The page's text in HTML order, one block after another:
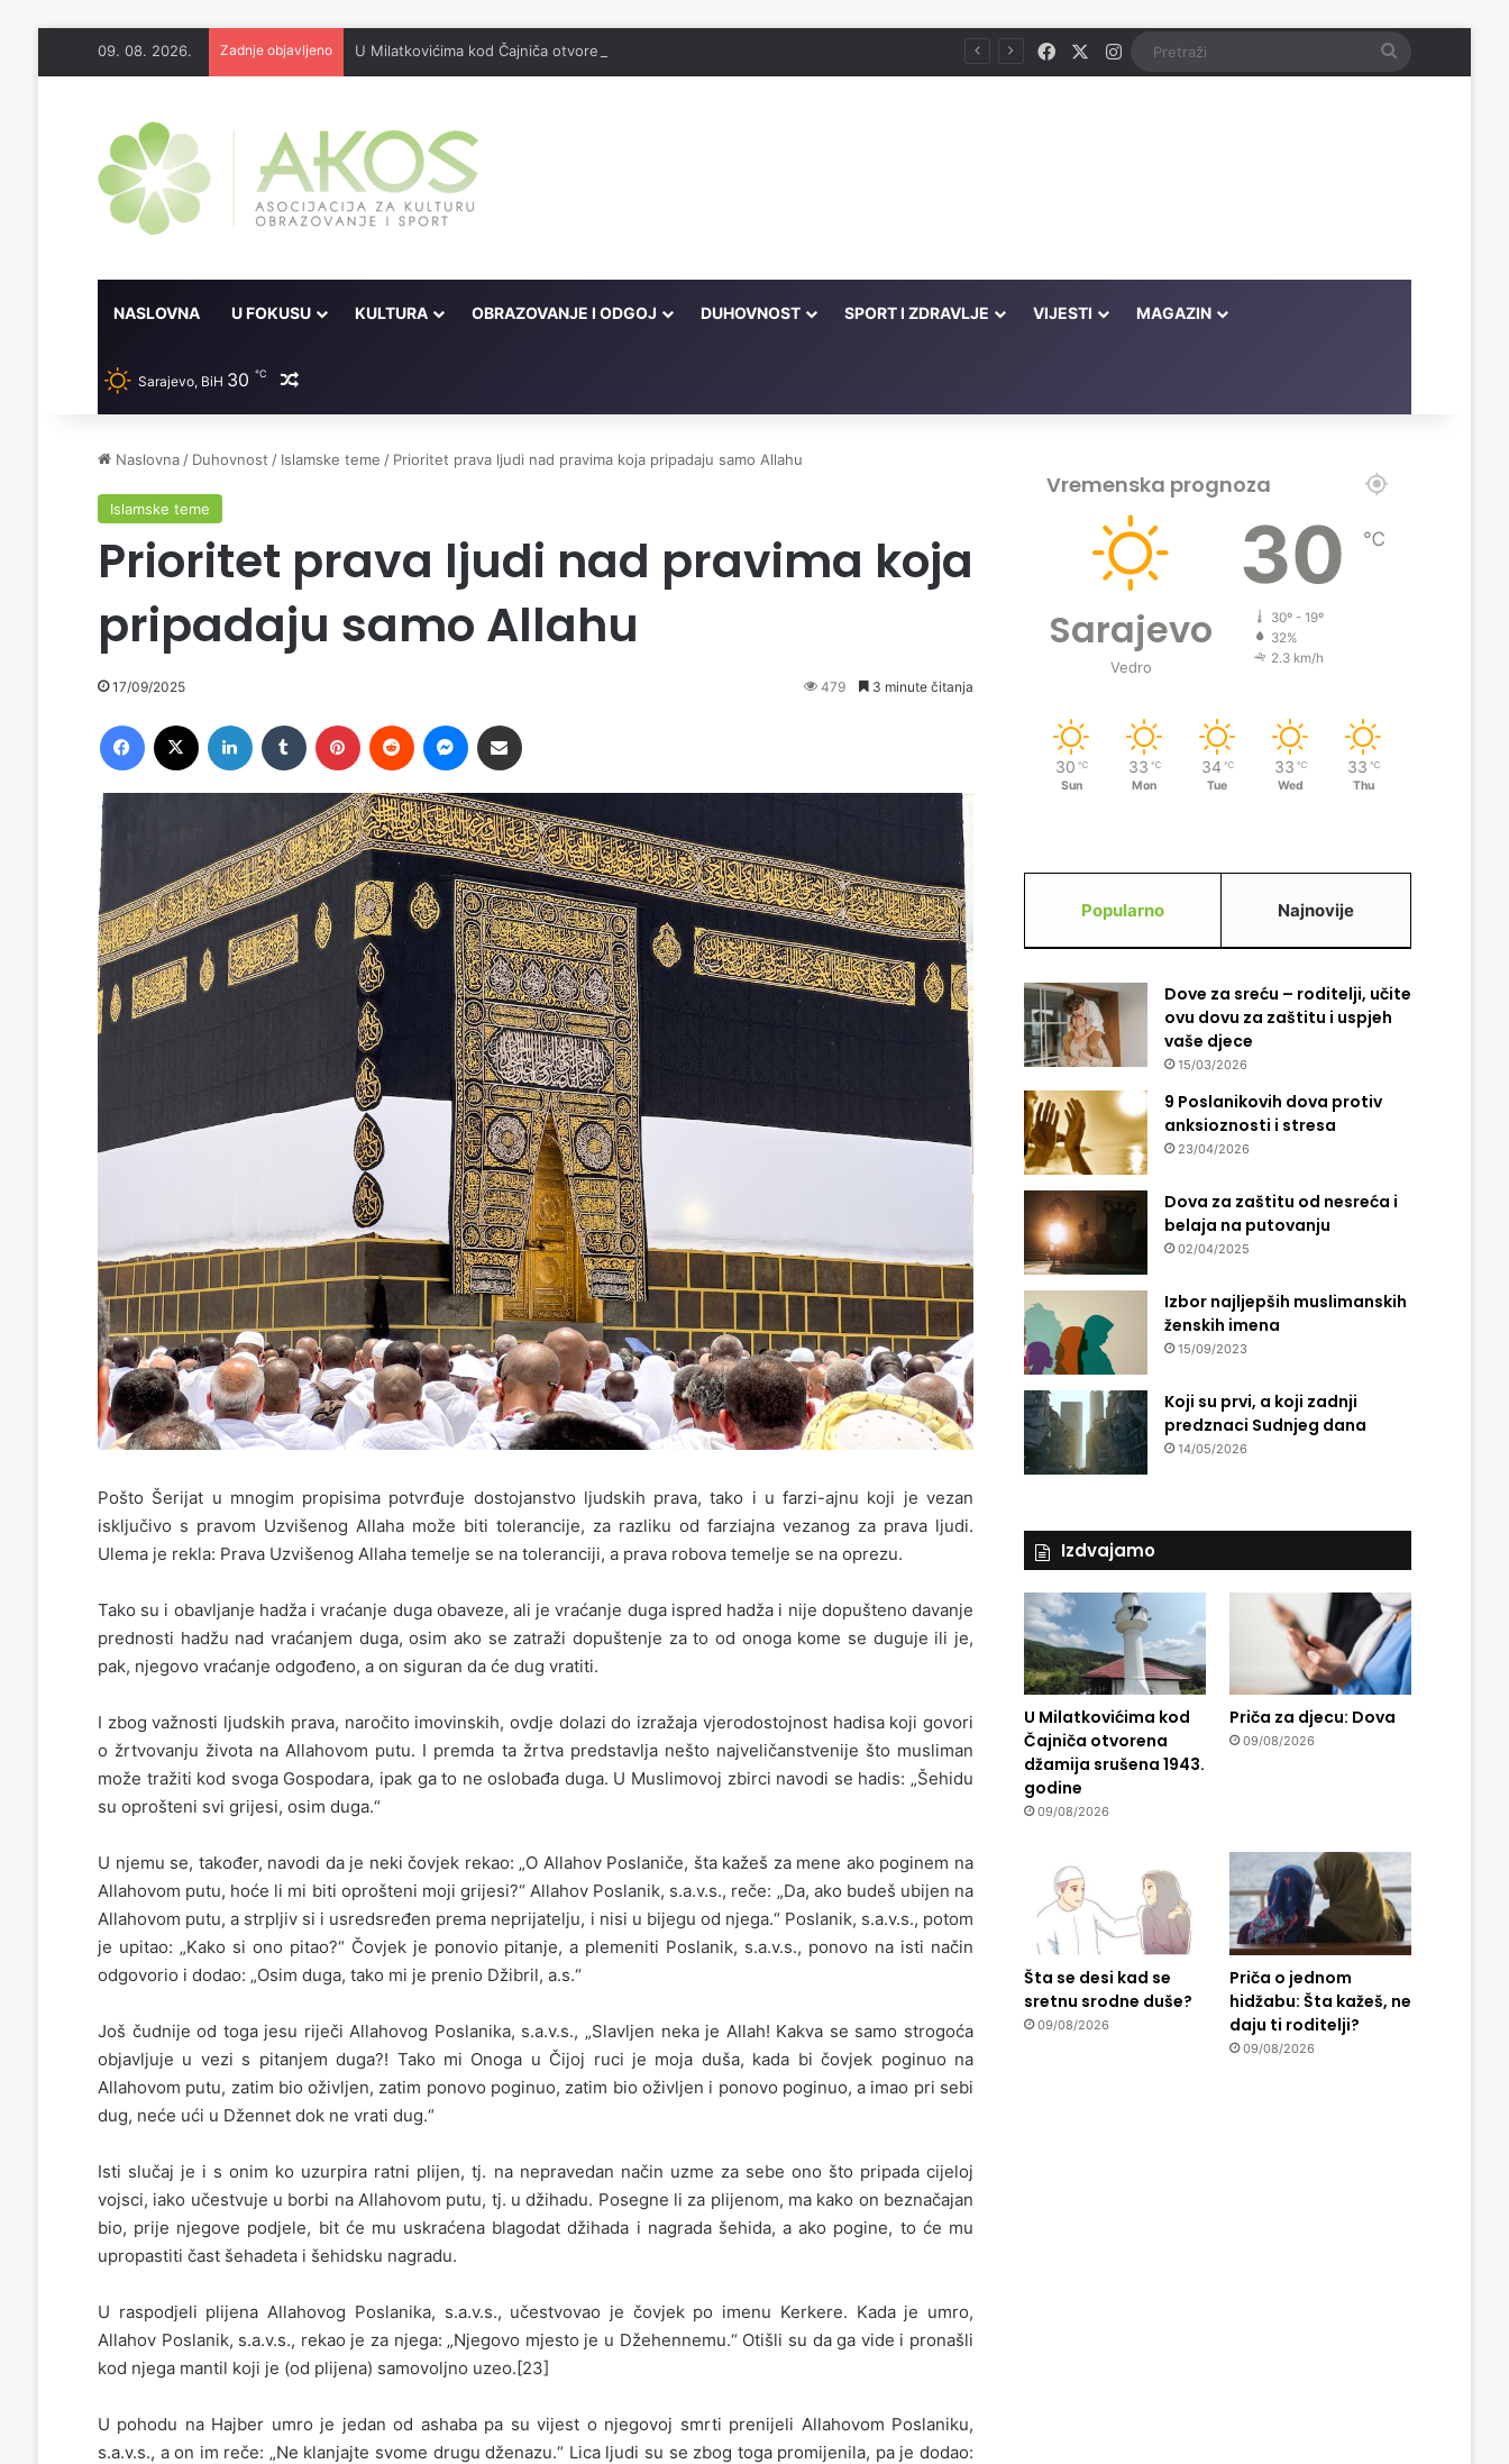
09. 08. 2026. Zadnje objavljeno U Milatkovićima kod Čajniča otvorena džamija srušena 1943. godine FacebookInstagram Pretraži
NASLOVNA U FOKUSU KULTURA OBRAZOVANJE I ODGOJ DUHOVNOST SPORT I ZDRAVLJE VIJESTI MAGAZIN
Sarajevo, BiH 30 ℃ Random članak
Naslovna / Duhovnost / Islamske teme / Prioritet prava ljudi nad pravima koja pripadaju samo Allahu
Islamske teme
Prioritet prava ljudi nad pravima koja
pripadaju samo Allahu
17/09/2025 479 3 minute čitanja
Pošto Šerijat u mnogim propisima potvrđuje dostojanstvo ljudskih prava, tako i u farzi-ajnu koji je vezan
isključivo s pravom Uzvišenog Allaha može biti tolerancije, za razliku od farzi­ajna vezanog za prava ljudi.
Ulema je rekla: Prava Uzvišenog Allaha temelje se na toleranciji, a prava robova temelje se na oprezu.
Tako su i obavljanje hadža i vraćanje duga obaveze, ali je vraćanje duga ispred hadža i nije dopušteno davanje
prednosti hadžu nad vraćanjem duga, osim ako se zatraži dopuštenje za to od onoga kome se duguje ili je,
pak, njegovo vraćanje odgođeno, a on siguran da će dug vratiti.
I zbog važnosti ljudskih prava, naročito imovinskih, ovdje dola­zi do izražaja vjerodostojnost hadisa koji govori
o žrtvovanju života na Allahovom putu. I premda ta žrtva predstavlja nešto najve­ličanstvenije što musliman
može tražiti kod svoga Gospodara, ipak ga to ne oslobađa duga. U Muslimovoj zbirci navodi se hadis: „Šehidu
su oprošteni svi grijesi, osim duga.“
U njemu se, također, navodi da je neki čovjek rekao: „O Allahov Poslaniče, šta kažeš za mene ako poginem na
Allahovom putu, hoće li mi biti oprošteni moji grijesi?“ Allahov Poslanik, s.a.v.s., reče: „Da, ako budeš ubijen na
Allahovom putu, a strpljiv si i usredsređen prema neprijatelju, i nisi u bijegu od njega.“ Poslanik, s.a.v.s., potom
je upitao: „Kako si ono pitao?“ Čovjek je ponovio pitanje, a plemeniti Poslanik, s.a.v.s., ponovo na isti način
odgovorio i dodao: „Osim duga, tako mi je prenio Džibril, a.s.“
Još čudnije od toga jesu riječi Allahovog Poslanika, s.a.v.s., „Slavljen neka je Allah! Kakva se samo strogoća
objavljuje u vezi s pitanjem duga?! Tako mi Onoga u Čijoj ruci je moja duša, kada bi čovjek poginuo na
Allahovom putu, zatim bio oživljen, zatim ponovo poginuo, zatim bio oživljen i ponovo poginuo, a imao pri sebi
dug, neće ući u Džennet dok ne vrati dug.“
Isti slučaj je i s onim ko uzurpira ratni plijen, tj. na nepravedan način uzme za sebe ono što pripada cijeloj
vojsci, iako učestvuje u borbi na Allahovom putu, tj. u džihadu. Posegne li za plijenom, ma kako on beznačajan
bio, prije njegove podjele, bit će mu uskraćena blagodat džihada i nagrada šehida, a ako pogine, to će mu
upropastiti čast šehadeta i šehidsku nagradu.
U raspodjeli plijena Allahovog Poslanika, s.a.v.s., učestvovao je čovjek po imenu Kerkere. Kada je umro,
Allahov Poslanik, s.a.v.s., rekao je za njega: „Njegovo mjesto je u Džehennemu.“ Otišli su da ga vide i pronašli
kod njega mantil koji je (od plijena) samovoljno uzeo.[23]
U pohodu na Hajber umro je jedan od ashaba pa su vijest o njegovoj smrti prenijeli Allahovom Poslaniku,
s.a.v.s., a on im reče: „Ne klanjajte svome drugu dženazu.“ Lica ljudi su se zbog toga promijenila, pa je dodao:
Vremenska prognoza
Sarajevo
Vedro
30 ℃
30º - 19º
32%
2.3 km/h
30 ℃
Sun
33 ℃
Mon
34 ℃
Tue
33 ℃
Wed
33 ℃
Thu
Popularno Najnovije
Dove za sreću – roditelji, učite
ovu dovu za zaštitu i uspjeh
vaše djece
15/03/2026
9 Poslanikovih dova protiv
anksioznosti i stresa
23/04/2026
Dova za zaštitu od nesreća i
belaja na putovanju
02/04/2025
Izbor najljepših muslimanskih
ženskih imena
15/09/2023
Koji su prvi, a koji zadnji
predznaci Sudnjeg dana
14/05/2026
Izdvajamo
U Milatkovićima kod
Čajniča otvorena
džamija srušena 1943.
godine
09/08/2026
Priča za djecu: Dova
09/08/2026
Šta se desi kad se
sretnu srodne duše?
09/08/2026
Priča o jednom
hidžabu: Šta kažeš, ne
daju ti roditelji?
09/08/2026